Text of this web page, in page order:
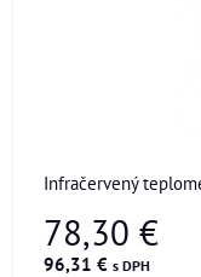
Infračervený
78,30 €
96,31 € s DPH